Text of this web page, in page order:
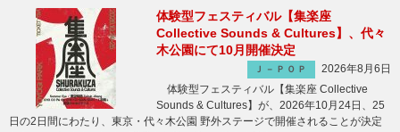
体験型フェスティバル【集楽座
Collective Sounds & Cultures】、代々
木公園にて10月開催決定
Ｊ－ＰＯＰ
2026年8月6日
体験型フェスティバル【集楽座 Collective
Sounds & Cultures】が、2026年10月24日、25
日の2日間にわたり、東京・代々木公園 野外ステージで開催されることが決定